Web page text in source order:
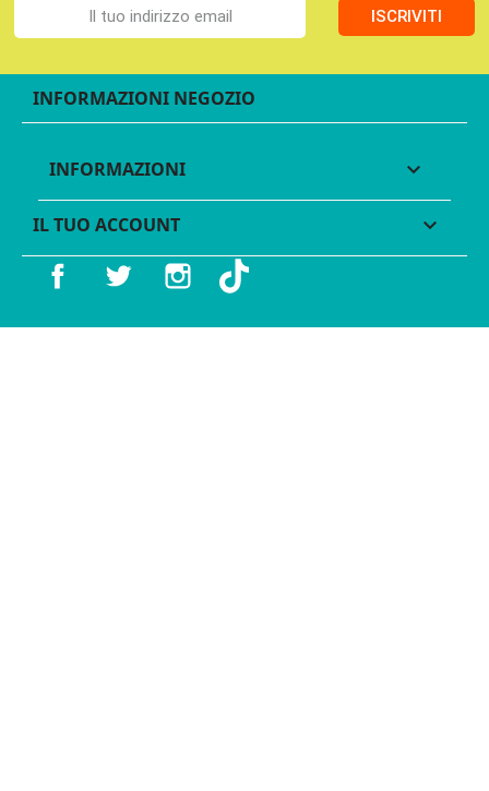
ISCRIVITI
INFORMAZIONI NEGOZIO
INFORMAZIONI 
IL TUO ACCOUNT 
Facebook Twitter Instagram